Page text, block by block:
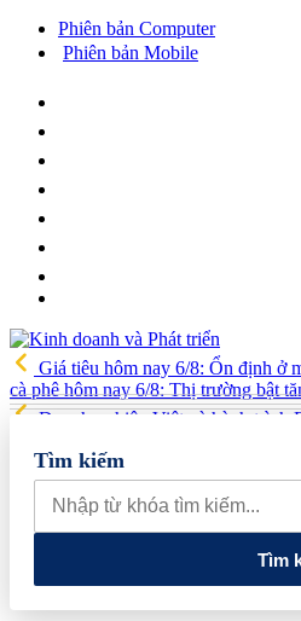
Phiên bản Computer
Phiên bản Mobile
Giá tiêu hôm nay 6/8: Ổn định ở
cà phê hôm nay 6/8: Thị trường bật
Doanh nghiệp Việt và hành trình
nghĩa trong kỷ nguyên xanh
Rewards': Đòn bẩy mới cho doanh
BIC triển khai 'Siêu hội bảo hiểm
bảo hiểm
Tìm kiếm
Tìm